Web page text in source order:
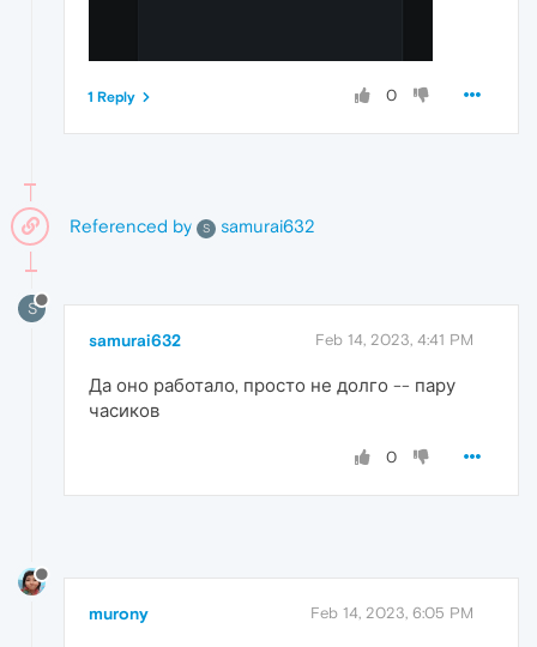
0
1 Reply
Referenced by S samurai632
S
samurai632 Feb 14, 2023, 4:41 PM
Да оно работало, просто не долго -- пару
часиков
0
murony Feb 14, 2023, 6:05 PM